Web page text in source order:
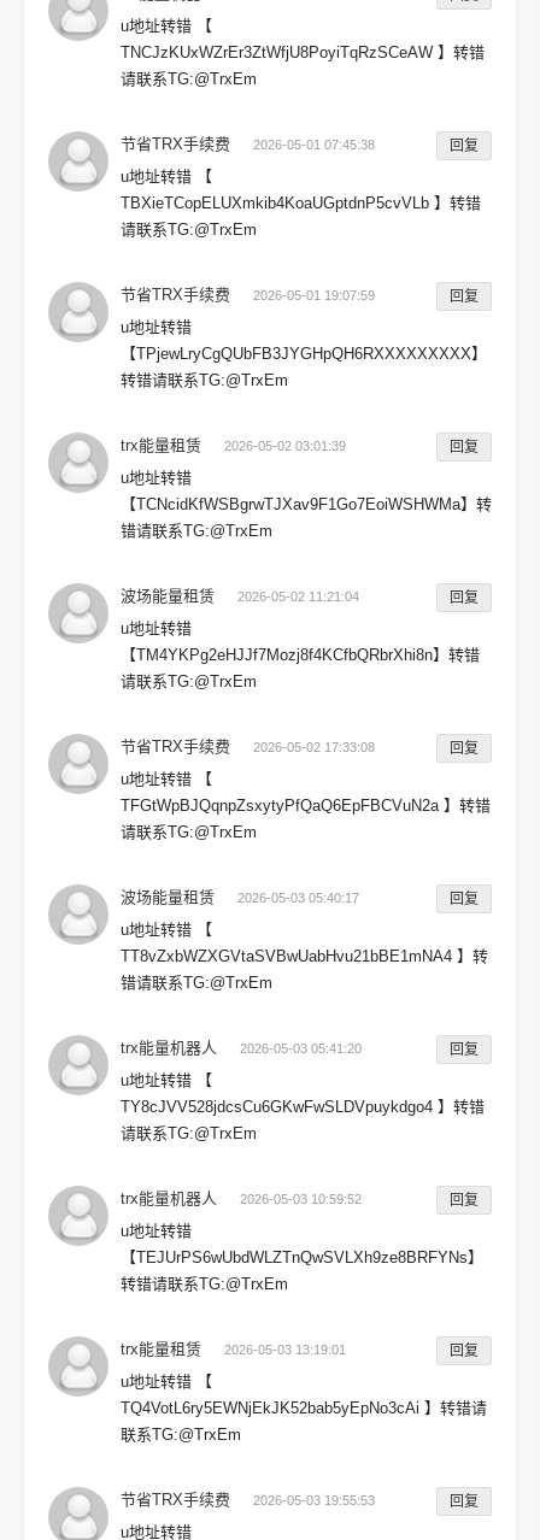
u地址转错 【
TNCJzKUxWZrEr3ZtWfjU8PoyiTqRzSCeAW 】转错
请联系TG:@TrxEm
节省TRX手续费 2026-05-01 07:45:38 回复
u地址转错 【
TBXieTCopELUXmkib4KoaUGptdnP5cvVLb 】转错
请联系TG:@TrxEm
节省TRX手续费 2026-05-01 19:07:59 回复
u地址转错
【TPjewLryCgQUbFB3JYGHpQH6RXXXXXXXXX】
转错请联系TG:@TrxEm
trx能量租赁 2026-05-02 03:01:39 回复
u地址转错
【TCNcidKfWSBgrwTJXav9F1Go7EoiWSHWMa】转
错请联系TG:@TrxEm
波场能量租赁 2026-05-02 11:21:04 回复
u地址转错
【TM4YKPg2eHJJf7Mozj8f4KCfbQRbrXhi8n】转错
请联系TG:@TrxEm
节省TRX手续费 2026-05-02 17:33:08 回复
u地址转错 【
TFGtWpBJQqnpZsxytyPfQaQ6EpFBCVuN2a 】转错
请联系TG:@TrxEm
波场能量租赁 2026-05-03 05:40:17 回复
u地址转错 【
TT8vZxbWZXGVtaSVBwUabHvu21bBE1mNA4 】转
错请联系TG:@TrxEm
trx能量机器人 2026-05-03 05:41:20 回复
u地址转错 【
TY8cJVV528jdcsCu6GKwFwSLDVpuykdgo4 】转错
请联系TG:@TrxEm
trx能量机器人 2026-05-03 10:59:52 回复
u地址转错
【TEJUrPS6wUbdWLZTnQwSVLXh9ze8BRFYNs】
转错请联系TG:@TrxEm
trx能量租赁 2026-05-03 13:19:01 回复
u地址转错 【
TQ4VotL6ry5EWNjEkJK52bab5yEpNo3cAi 】转错请
联系TG:@TrxEm
节省TRX手续费 2026-05-03 19:55:53 回复
u地址转错